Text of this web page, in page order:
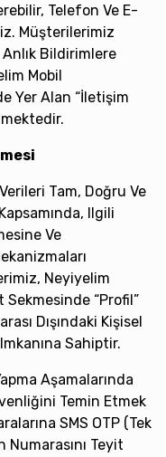
Telefon Ve E-
Müşterilerimiz
Bildirimlere
Mobil
Yer Alan “İletişim
Tam, Doğru Ve
Ilgili
Ve
Neyiyelim
“Profil”
Dışındaki Kişisel
Sahiptir.
Aşamalarında
Temin Etmek
SMS OTP (tek
Teyit